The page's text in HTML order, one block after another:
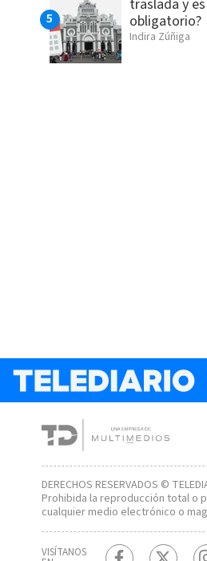
traslada y
obligatorio?
Indira Zúñiga
DERECHOS RESERVADOS ©
Prohibida la reproducción total o
cualquier medio electrónico o
VISÍTANOS